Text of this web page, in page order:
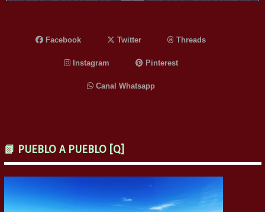
Facebook Twitter Threads
Instagram Pinterest
Canal Whatsapp
📗 PUEBLO A PUEBLO [Q]